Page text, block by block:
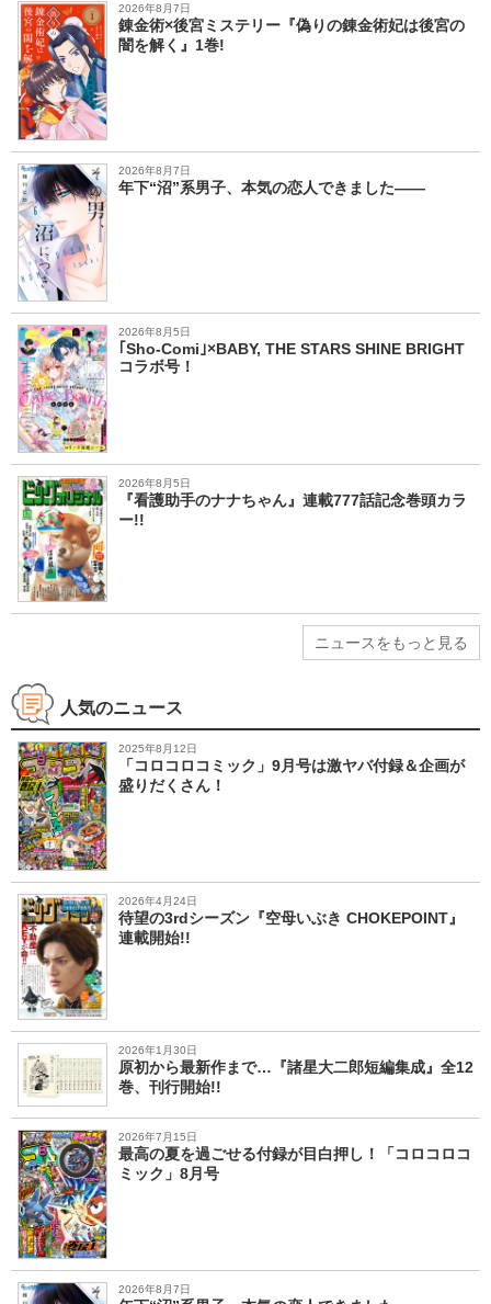
2026年8月7日
錬金術×後宮ミステリー『偽りの錬金術妃は後宮の
闇を解く』1巻!
2026年8月7日
年下“沼”系男子、本気の恋人できました――
2026年8月5日
｢Sho-Comi｣×BABY, THE STARS SHINE BRIGHT
コラボ号！
2026年8月5日
『看護助手のナナちゃん』連載777話記念巻頭カラ
ー!!
ニュースをもっと見る
人気のニュース
2025年8月12日
「コロコロコミック」9月号は激ヤバ付録＆企画が
盛りだくさん！
2026年4月24日
待望の3rdシーズン『空母いぶき CHOKEPOINT』
連載開始!!
2026年1月30日
原初から最新作まで…『諸星大二郎短編集成』全12
巻、刊行開始!!
2026年7月15日
最高の夏を過ごせる付録が目白押し！「コロコロコ
ミック」8月号
2026年8月7日